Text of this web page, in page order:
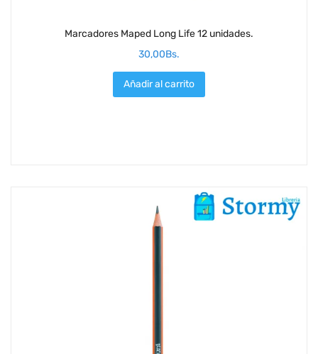
Marcadores Maped Long Life 12 unidades.
30,00Bs.
Añadir al carrito